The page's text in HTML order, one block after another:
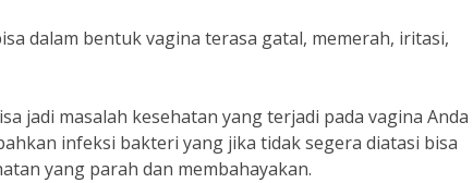
dalam bentuk vagina terasa gatal, memerah, iritasi,
jadi masalah kesehatan yang terjadi pada vagina Anda
infeksi bakteri yang jika tidak segera diatasi bisa
yang parah dan membahayakan.